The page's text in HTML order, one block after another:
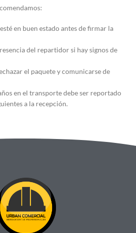
en buen estado antes de firmar la
del repartidor si hay signos de
el paquete y comunicarse de
en el transporte debe ser reportado
a la recepción.